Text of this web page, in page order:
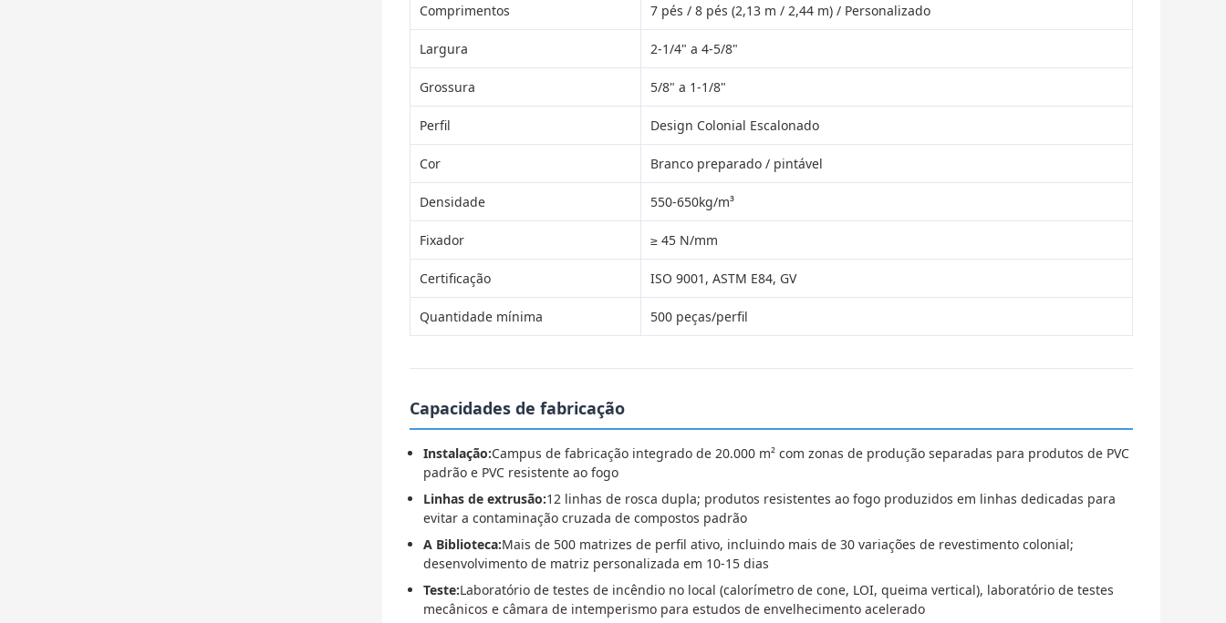
Comprimentos 7 pés / 8 pés (2,13 m / 2,44 m) / Personalizado
Largura 2-1/4" a 4-5/8"
Grossura 5/8" a 1-1/8"
Perfil Design Colonial Escalonado
Cor Branco preparado / pintável
Densidade 550-650kg/m³
Fixador ≥ 45 N/mm
Certificação ISO 9001, ASTM E84, GV
Quantidade mínima 500 peças/perfil
Capacidades de fabricação
Instalação:Campus de fabricação integrado de 20.000 m² com zonas de produção separadas para produtos de PVC
padrão e PVC resistente ao fogo
Linhas de extrusão:12 linhas de rosca dupla; produtos resistentes ao fogo produzidos em linhas dedicadas para
evitar a contaminação cruzada de compostos padrão
A Biblioteca:Mais de 500 matrizes de perfil ativo, incluindo mais de 30 variações de revestimento colonial;
desenvolvimento de matriz personalizada em 10-15 dias
Teste:Laboratório de testes de incêndio no local (calorímetro de cone, LOI, queima vertical), laboratório de testes
mecânicos e câmara de intemperismo para estudos de envelhecimento acelerado